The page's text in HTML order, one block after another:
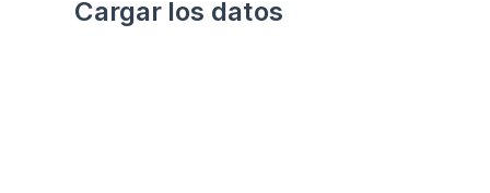
Cargar los datos